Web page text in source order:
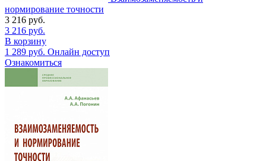
нормирование точности
3 216 руб.
3 216 руб.
В корзину
1 289 руб. Онлайн доступ
Ознакомиться